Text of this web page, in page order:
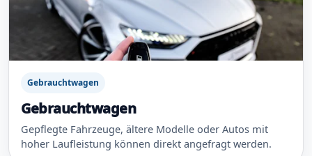
Gebrauchtwagen
Gebrauchtwagen
Gepflegte Fahrzeuge, ältere Modelle oder Autos mit
hoher Laufleistung können direkt angefragt werden.